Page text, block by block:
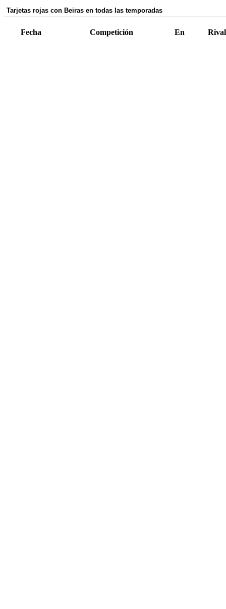
Tarjetas rojas con Beiras en todas las temporadas
Fecha Competición En Rival